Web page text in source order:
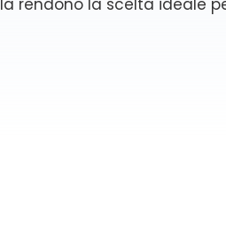
la rendono la scelta ideale